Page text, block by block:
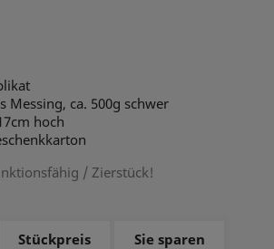
Messing, ca. 500g schwer
hoch
/ Zierstück!
Stückpreis Sie sparen